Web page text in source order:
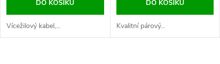
DO KOŠÍKU
Vícežilový kabel,...
DO KOŠÍKU
Kvalitní párový...